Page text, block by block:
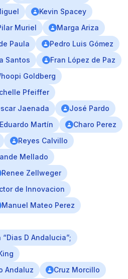
Kevin Spacey
Muriel
Marga Ariza
Paula
Pedro Luis Gómez
Santos
Fran López de Paz
Goldberg
Pfeiffer
Jaenada
José Pardo
Eduardo Martín
Charo Perez
Reyes Calvillo
Mellado
Renee Zellweger
de Innovacion
Manuel Mateo Perez
D Andalucia”;
Andaluz
Cruz Morcillo